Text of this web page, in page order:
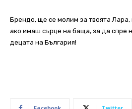
Брендо, ще се молим за твоята Лара,
ако имаш сърце на баща, за да спре
децата на България!